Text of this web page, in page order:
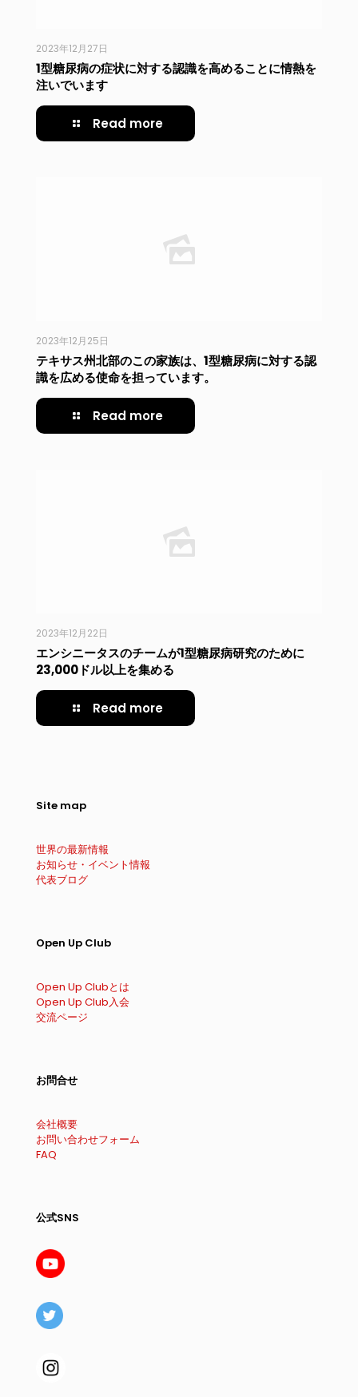
2023年12月27日
1型糖尿病の症状に対する認識を高めることに情熱を
注いでいます
Read more
2023年12月25日
テキサス州北部のこの家族は、1型糖尿病に対する認
識を広める使命を担っています。
Read more
2023年12月22日
エンシニータスのチームが1型糖尿病研究のために
23,000ドル以上を集める
Read more
Site map
世界の最新情報
お知らせ・イベント情報
代表ブログ
Open Up Club
Open Up Clubとは
Open Up Club入会
交流ページ
お問合せ
会社概要
お問い合わせフォーム
FAQ
公式SNS